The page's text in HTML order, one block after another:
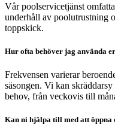
Vår poolservicetjänst
underhåll av poolutrustning
toppskick.
Hur ofta behöver jag använda
Frekvensen varierar
säsongen. Vi kan
behov, från veckovis till
Kan ni hjälpa till med att öppna